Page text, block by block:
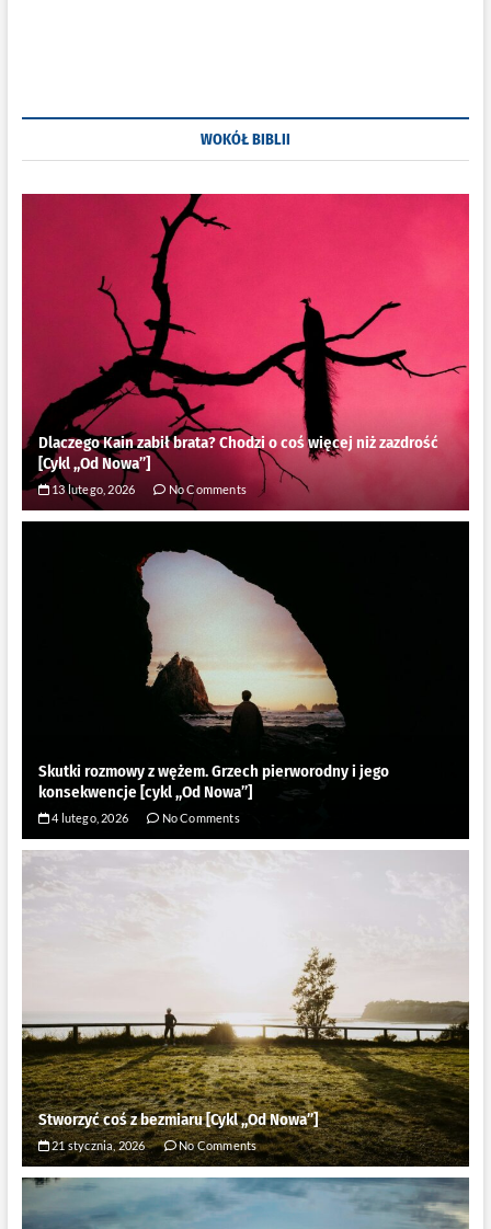
WOKÓŁ BIBLII
Dlaczego Kain zabił brata? Chodzi o coś więcej niż zazdrość
[Cykl ,,Od Nowa”]
13 lutego, 2026 No Comments
Skutki rozmowy z wężem. Grzech pierworodny i jego
konsekwencje [cykl ,,Od Nowa”]
4 lutego, 2026 No Comments
Stworzyć coś z bezmiaru [Cykl ,,Od Nowa”]
21 stycznia, 2026 No Comments